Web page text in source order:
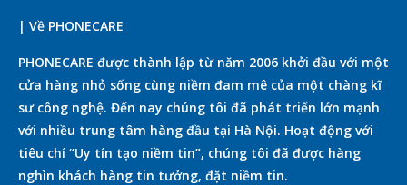
| Về PHONECARE
PHONECARE được thành lập từ năm 2006 khởi đầu với một
cửa hàng nhỏ sống cùng niềm đam mê của một chàng kĩ
sư công nghệ. Đến nay chúng tôi đã phát triển lớn mạnh
với nhiều trung tâm hàng đầu tại Hà Nội. Hoạt động với
tiêu chí “Uy tín tạo niềm tin”, chúng tôi đã được hàng
nghìn khách hàng tin tưởng, đặt niềm tin.